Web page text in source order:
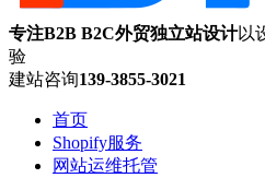
专注B2B B2C外贸独立站设计以
验
建站咨询139-3855-3021
首页
Shopify服务
网站运维托管